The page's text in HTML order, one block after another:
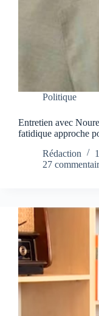
Politique
Entretien avec
fatidique approche
Rédaction
27